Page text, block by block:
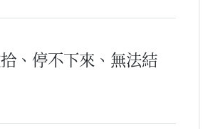
、停不下來、無法結